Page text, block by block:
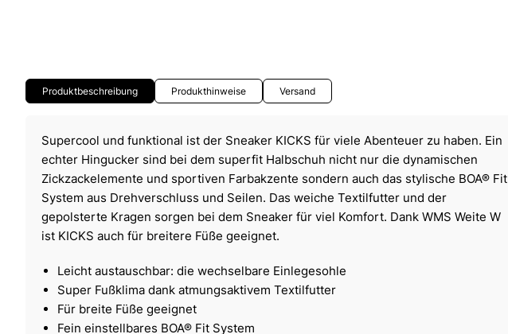
Produktbeschreibung Produkthinweise Versand
Supercool und funktional ist der Sneaker KICKS für viele Abenteuer zu haben. Ein
echter Hingucker sind bei dem superfit Halbschuh nicht nur die dynamischen
Zickzackelemente und sportiven Farbakzente sondern auch das stylische BOA® Fit
System aus Drehverschluss und Seilen. Das weiche Textilfutter und der
gepolsterte Kragen sorgen bei dem Sneaker für viel Komfort. Dank WMS Weite W
ist KICKS auch für breitere Füße geeignet.
Leicht austauschbar: die wechselbare Einlegesohle
Super Fußklima dank atmungsaktivem Textilfutter
Für breite Füße geeignet
Fein einstellbares BOA® Fit System